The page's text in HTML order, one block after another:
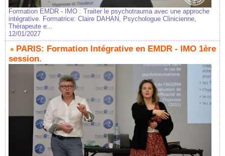
Formation EMDR - IMO : Traiter le psychotrauma avec une approche
intégrative. Formatrice: Claire DAHAN, Psychologue Clinicienne,
Thérapeute e...
12/01/2027
PARIS: Formation Intégrative en EMDR - IMO 1ère
session.